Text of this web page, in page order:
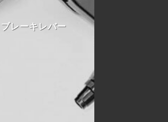
ブレーキレバー